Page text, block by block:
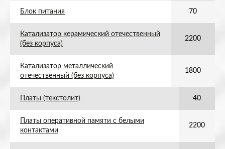
Блок питания 70
Катализатор керамический отечественный
(без корпуса)
2200
Катализатор металлический
отечественный (без корпуса)
1800
Платы (текстолит) 40
Платы оперативной памяти с белыми
контактами
2200